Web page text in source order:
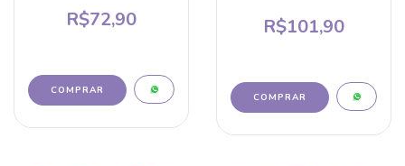
R$72,90 R$101,90